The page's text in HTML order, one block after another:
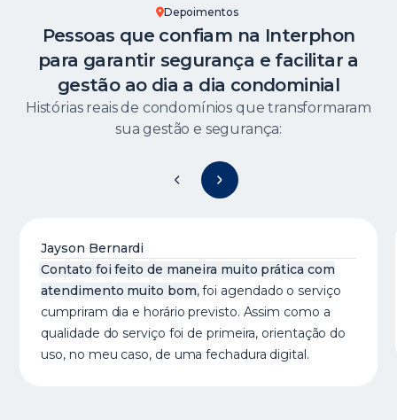
Depoimentos
Pessoas que confiam na Interphon
para garantir segurança e facilitar a
gestão ao dia a dia condominial
Histórias reais de condomínios que transformaram
sua gestão e segurança:
Jayson Bernardi
Contato foi feito de maneira muito prática com
atendimento muito bom, foi agendado o serviço
cumpriram dia e horário previsto. Assim como a
qualidade do serviço foi de primeira, orientação do
uso, no meu caso, de uma fechadura digital.